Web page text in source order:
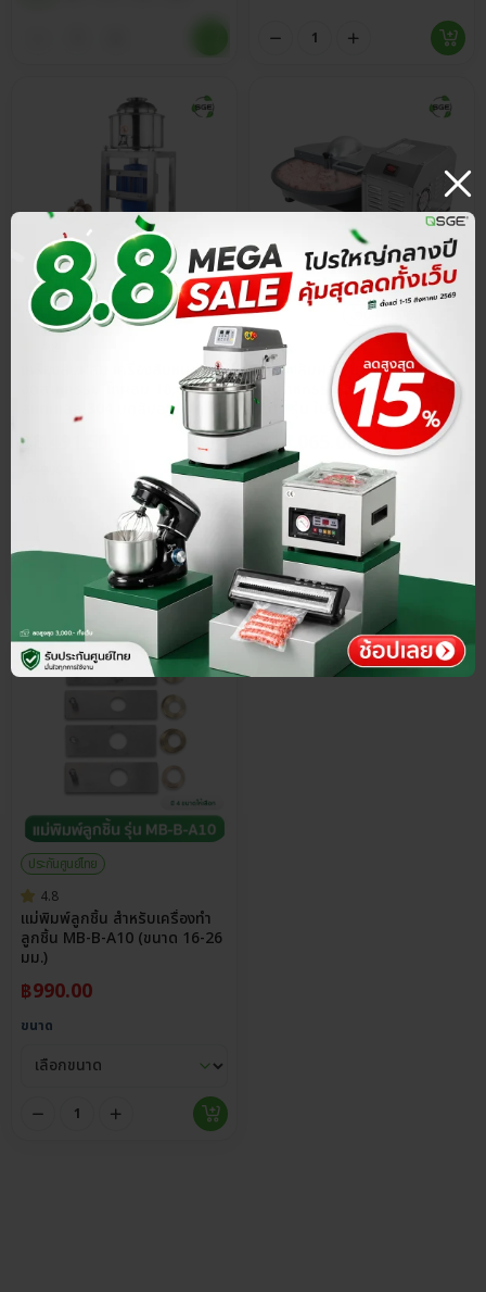
ประกันศูนย์ไทย
ส่วนลด 15%
เครื่องสับผสม เครื่องสับหมู
อุตสาหกรรม โถผสม 18, 24 ซม.
สแตนเลส 304 บดสับละเอียด
ผสมเนื้อเป็นอีมัลชั่น เนียนเด้ง
฿
ประกันศูนย์ไทย
ส่วนลด 15%
4.8
เครื่องสับผสม เครื่องสับหมู
อุตสาหกรรม โถสับแบบกระทะ 5
ลิตร รุ่น ใบมีด 2 แฉก แปรรูป
วัตถุดิบได้สูงสุด 2 กก./รอบ
฿16,065.00
฿18,900.00
พรีออเดอร์
ประกันศูนย์ไทย
4.8
แม่พิมพ์ลูกชิ้น สำหรับเครื่องทำ
ลูกชิ้น MB-B-A10 (ขนาด 16-26
มม.)
฿990.00
ขนาด